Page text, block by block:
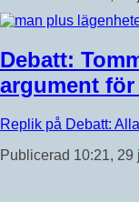
Debatt:
argument
Replik på Debatt:
Publicerad 10:21, 29